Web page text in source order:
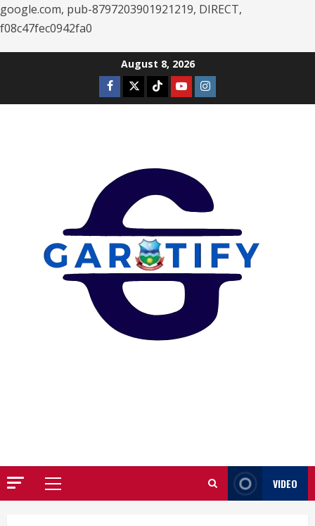
google.com, pub-8797203901921219, DIRECT,
f08c47fec0942fa0
August 8, 2026
Facebook
TwitterTiktokYoutubeInstagram
Primary
VIDEO